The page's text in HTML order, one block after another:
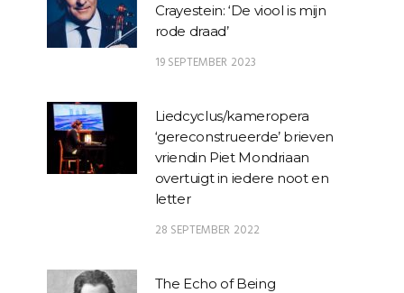
Crayestein: ‘De viool is mijn
rode draad’
19 SEPTEMBER 2023
Liedcyclus/kameropera
‘gereconstrueerde’ brieven
vriendin Piet Mondriaan
overtuigt in iedere noot en
letter
28 SEPTEMBER 2022
The Echo of Being